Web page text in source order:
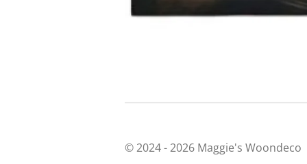
© 2024 - 2026 Maggie's Woondeco